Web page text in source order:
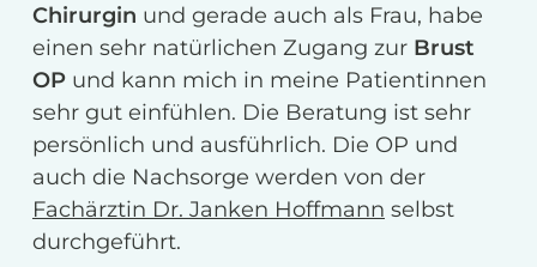
Chirurgin und gerade auch als Frau, habe
einen sehr natürlichen Zugang zur Brust
OP und kann mich in meine Patientinnen
sehr gut einfühlen. Die Beratung ist sehr
persönlich und ausführlich. Die OP und
auch die Nachsorge werden von der
Fachärztin Dr. Janken Hoffmann selbst
durchgeführt.